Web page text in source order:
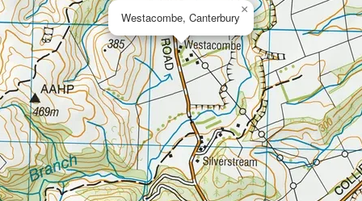
Westacombe, Canterbury
×